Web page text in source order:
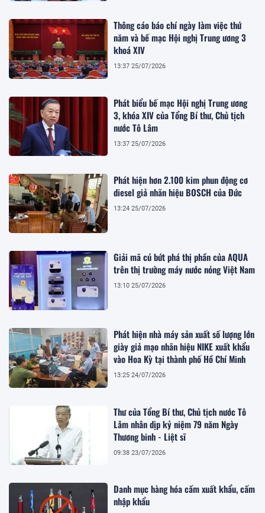
Thông cáo báo chí ngày làm việc thứ
năm và bế mạc Hội nghị Trung ương 3
khoá XIV
13:37 25/07/2026
Phát biểu bế mạc Hội nghị Trung ương
3, khóa XIV của Tổng Bí thư, Chủ tịch
nước Tô Lâm
13:37 25/07/2026
Phát hiện hơn 2.100 kim phun động cơ
diesel giả nhãn hiệu BOSCH của Đức
13:24 25/07/2026
Giải mã cú bứt phá thị phần của AQUA
trên thị trường máy nước nóng Việt Nam
13:10 25/07/2026
Phát hiện nhà máy sản xuất số lượng lớn
giày giả mạo nhãn hiệu NIKE xuất khẩu
vào Hoa Kỳ tại thành phố Hồ Chí Minh
13:25 24/07/2026
Thư của Tổng Bí thư, Chủ tịch nước Tô
Lâm nhân dịp kỷ niệm 79 năm Ngày
Thương binh - Liệt sĩ
09:38 23/07/2026
Danh mục hàng hóa cấm xuất khẩu, cấm
nhập khẩu